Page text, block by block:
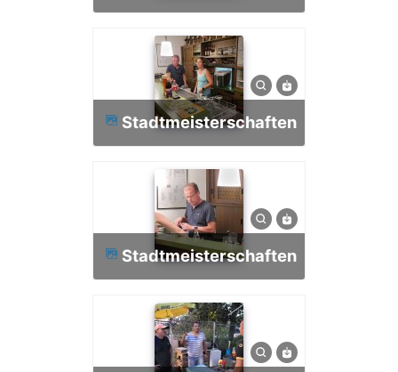
Stadtmeisterschaften
Stadtmeisterschaften